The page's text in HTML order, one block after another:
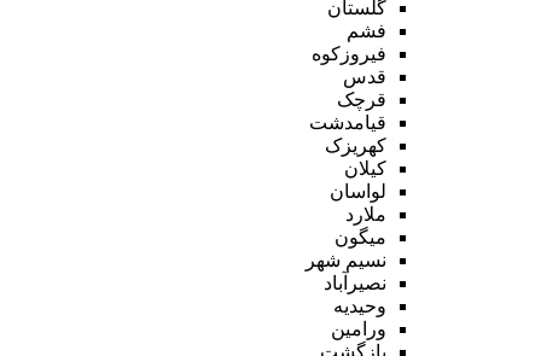
گلستان
فشم
فیروزکوه
قدس
قرچک
قیامدشت
کهریزک
کیلان
لواسان
ملارد
میگون
نسیم شهر
نصیرآباد
وحیدیه
ورامین
بازگشت